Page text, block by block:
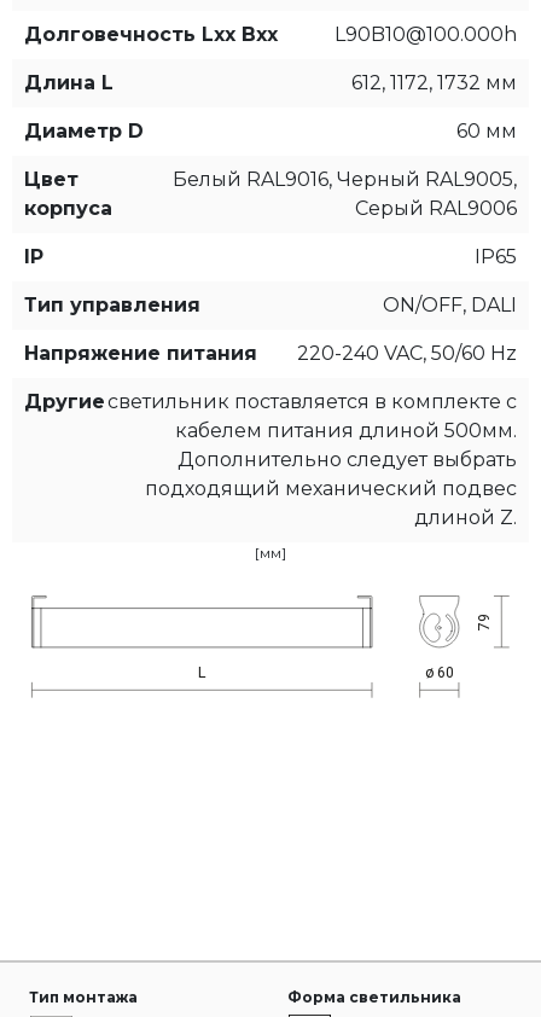
Долговечность Lxx Bxx L90B10@100.000h
Длина L 612, 1172, 1732 мм
Диаметр D 60 мм
Цвет
корпуса
Белый RAL9016, Черный RAL9005,
Серый RAL9006
IP IP65
Тип управления ON/OFF, DALI
Напряжение питания 220-240 VAC, 50/60 Hz
Другиесветильник поставляется в комплекте с
кабелем питания длиной 500мм.
Дополнительно следует выбрать
подходящий механический подвес
длиной Z.
[мм]
Тип монтажа Форма светильника